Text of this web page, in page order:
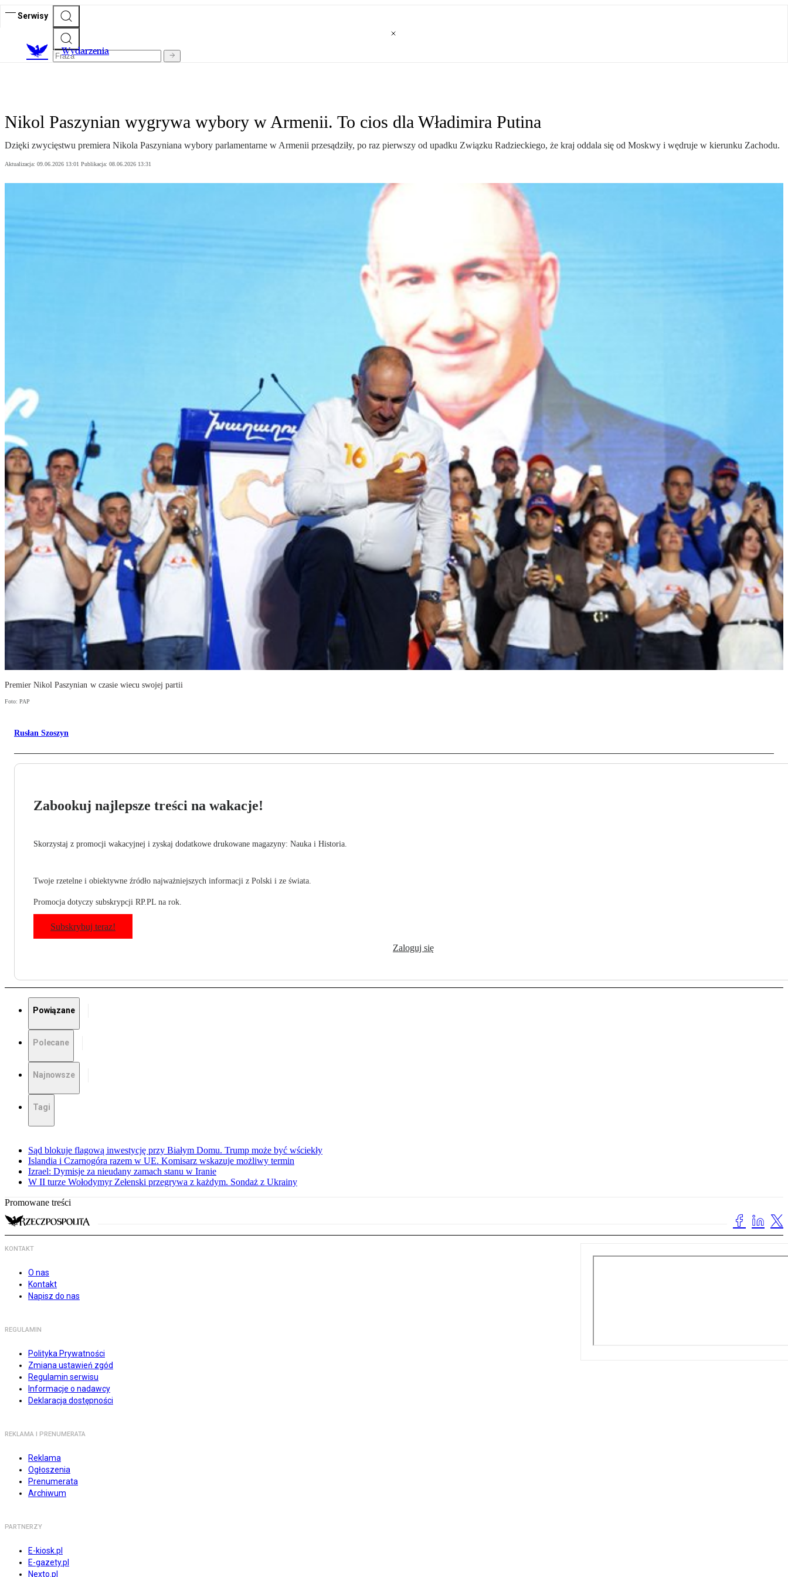
Serwisy
Wydarzenia
Nikol Paszynian wygrywa wybory w Armenii. To cios dla Władimira Putina
Dzięki zwycięstwu premiera Nikola Paszyniana wybory parlamentarne w Armenii przesądziły, po raz pierwszy od upadku Związku Radzieckiego, że kraj oddala się od Moskwy i wędruje w kierunku Zachodu.
Aktualizacja: 09.06.2026 13:01 Publikacja: 08.06.2026 13:31
Premier Nikol Paszynian w czasie wiecu swojej partii
Foto: PAP
Rusłan Szoszyn
Zabookuj najlepsze treści na wakacje!
Skorzystaj z promocji wakacyjnej i zyskaj dodatkowe drukowane magazyny: Nauka i Historia.
Twoje rzetelne i obiektywne źródło najważniejszych informacji z Polski i ze świata.
Promocja dotyczy subskrypcji RP.PL na rok.
Subskrybuj teraz!
Zaloguj się
Powiązane
Polecane
Najnowsze
Tagi
Sąd blokuje flagową inwestycję przy Białym Domu. Trump może być wściekły
Islandia i Czarnogóra razem w UE. Komisarz wskazuje możliwy termin
Izrael: Dymisje za nieudany zamach stanu w Iranie
W II turze Wołodymyr Zełenski przegrywa z każdym. Sondaż z Ukrainy
Promowane treści
KONTAKT
O nas
Kontakt
Napisz do nas
REGULAMIN
Polityka Prywatności
Zmiana ustawień zgód
Regulamin serwisu
Informacje o nadawcy
Deklaracja dostępności
REKLAMA I PRENUMERATA
Reklama
Ogłoszenia
Prenumerata
Archiwum
PARTNERZY
E-kiosk.pl
E-gazety.pl
Nexto.pl